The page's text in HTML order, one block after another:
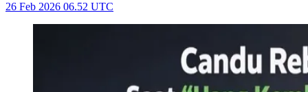
26 Feb 2026 06.52 UTC